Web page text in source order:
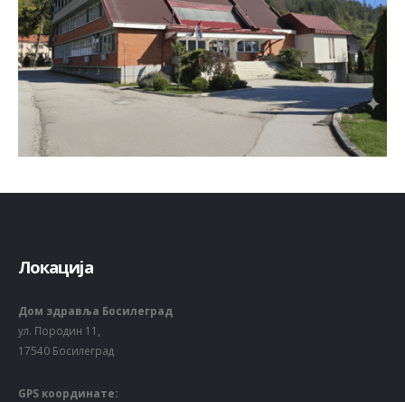
Локација
Дом здравља Босилеград
ул. Породин 11,
17540 Босилеград
GPS координате: